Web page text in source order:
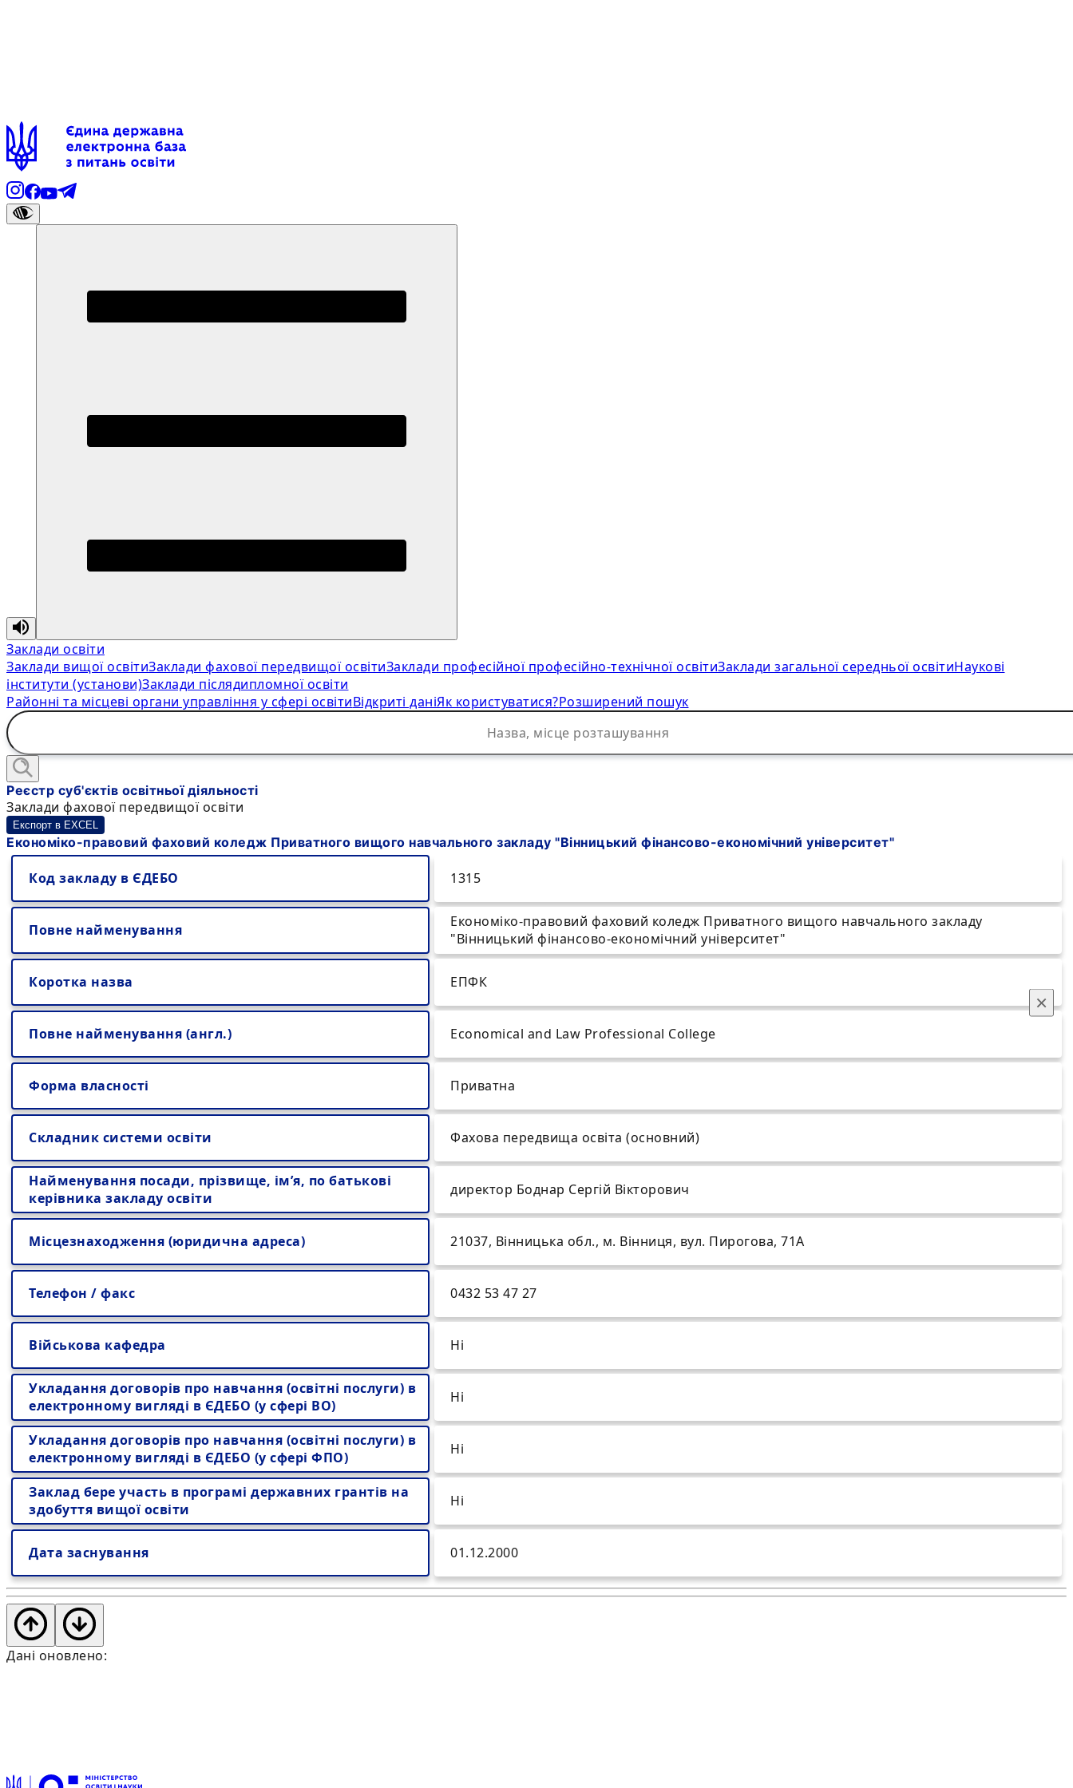
Заклади освіти
Заклади вищої освітиЗаклади фахової передвищої освітиЗаклади професійної професійно-технічної освітиЗаклади загальної середньої освітиНаукові
інститути (установи)Заклади післядипломної освіти
Районні та місцеві органи управління у сфері освітиВідкриті даніЯк користуватися?Розширений пошук
×
Реєстр суб'єктів освітньої діяльності
Заклади фахової передвищої освіти
Експорт в EXCEL
Економіко-правовий фаховий коледж Приватного вищого навчального закладу "Вінницький фінансово-економічний університет"
Код закладу в ЄДЕБО 1315
Повне найменування
Економіко-правовий фаховий коледж Приватного вищого навчального закладу
"Вінницький фінансово-економічний університет"
Коротка назва ЕПФК
Повне найменування (англ.) Economical and Law Professional College
Форма власності Приватна
Складник системи освіти Фахова передвища освіта (основний)
Найменування посади, прізвище, ім’я, по батькові
керівника закладу освіти
директор Боднар Сергій Вікторович
Місцезнаходження (юридична адреса) 21037, Вінницька обл., м. Вінниця, вул. Пирогова, 71А
Телефон / факс 0432 53 47 27
Військова кафедра Ні
Укладання договорів про навчання (освітні послуги) в
електронному вигляді в ЄДЕБО (у сфері ВО)
Ні
Укладання договорів про навчання (освітні послуги) в
електронному вигляді в ЄДЕБО (у сфері ФПО)
Ні
Заклад бере участь в програмі державних грантів на
здобуття вищої освіти
Ні
Дата заснування 01.12.2000
Дані оновлено: